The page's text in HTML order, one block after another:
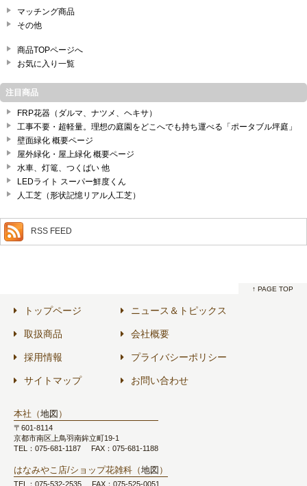
マッチング商品
その他
商品TOPページへ
お気に入り一覧
注目商品
FRP花器（ダルマ、ナツメ、ヘキサ）
工事不要・超軽量。理想の庭園をどこへでも持ち運べる「ポータブル坪庭」
壁面緑化 概要ページ
屋外緑化・屋上緑化 概要ページ
水車、灯篭、つくばい 他
LEDライト スーパー鮮度くん
人工芝（形状記憶リアル人工芝）
RSS FEED
↑ PAGE TOP
トップページ
取扱商品
採用情報
サイトマップ
ニュース＆トピックス
会社概要
プライバシーポリシー
お問い合わせ
本社（地図 ）
〒601-8114
京都市南区上鳥羽南鉾立町19-1
TEL：075-681-1187
FAX：075-681-1188
はなみやこ店/ショップ花雑科（地図 ）
TEL：075-532-2535 FAX：075-525-0051